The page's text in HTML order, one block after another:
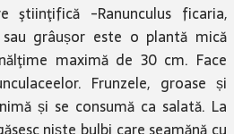
ştiinţifică -Ranunculus ficaria,
grâușor este o plantă mică
maximă de 30 cm. Face
Frunzele, groase și
și se consumă ca salată. La